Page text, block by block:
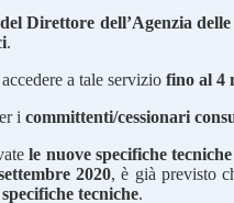
Direttore dell’Agenzia
.
a tale servizio fino al 4
i committenti/cessionari
le nuove specifiche tecniche
2020, è già previsto
tecniche.